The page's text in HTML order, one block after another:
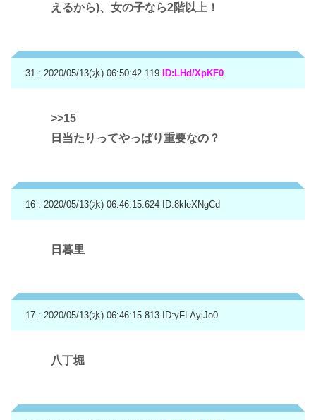
えるから)、女の子なら2階以上！
31 : 2020/05/13(水) 06:50:42.119 ID:LHd/XpKF0
>>15
日当たりってやっぱり重要なの？
16 : 2020/05/13(水) 06:46:15.624 ID:8kleXNgCd
日暮里
17 : 2020/05/13(水) 06:46:15.813 ID:yFLAyjJo0
八丁堀